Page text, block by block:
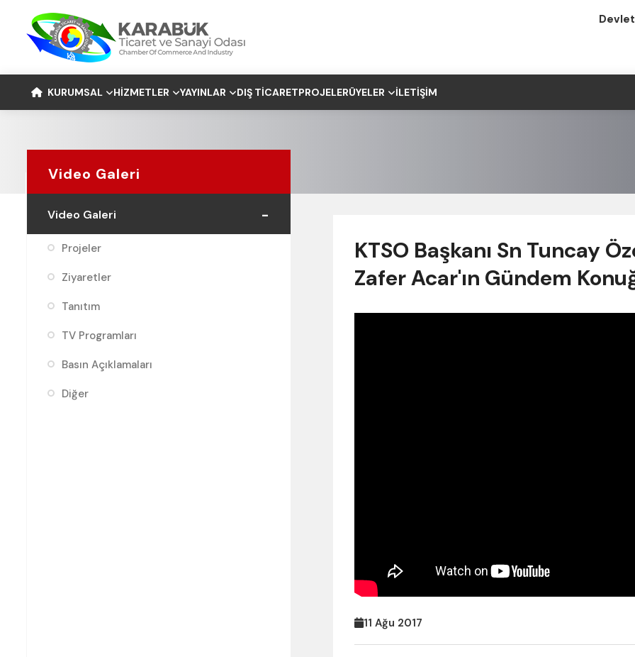
KURUMSAL HIZMETLER YAYINLAR DIŞ TICARETPROJELERÜYELER İLETIŞIM
Video Galeri
Video Galeri
Projeler
Ziyaretler
Tanıtım
TV Programları
Basın Açıklamaları
Diğer
KTSO Başkanı Sn Tuncay
Zafer Acar'ın Gündem
11 Ağu 2017